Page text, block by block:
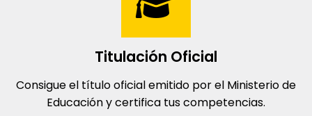
Titulación Oficial
Consigue el título oficial emitido por el Ministerio de
Educación y certifica tus competencias.